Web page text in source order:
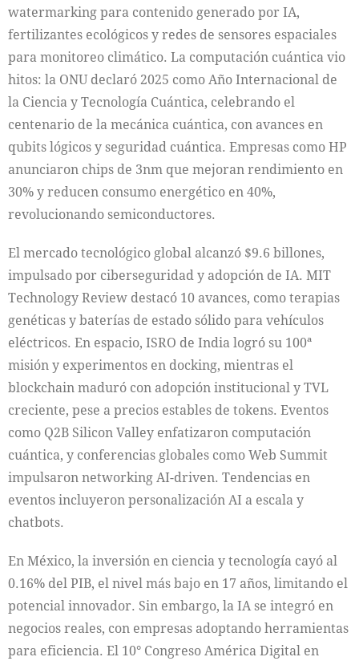
watermarking para contenido generado por IA,
fertilizantes ecológicos y redes de sensores espaciales
para monitoreo climático. La computación cuántica vio
hitos: la ONU declaró 2025 como Año Internacional de
la Ciencia y Tecnología Cuántica, celebrando el
centenario de la mecánica cuántica, con avances en
qubits lógicos y seguridad cuántica. Empresas como HP
anunciaron chips de 3nm que mejoran rendimiento en
30% y reducen consumo energético en 40%,
revolucionando semiconductores.
El mercado tecnológico global alcanzó $9.6 billones,
impulsado por ciberseguridad y adopción de IA. MIT
Technology Review destacó 10 avances, como terapias
genéticas y baterías de estado sólido para vehículos
eléctricos. En espacio, ISRO de India logró su 100ª
misión y experimentos en docking, mientras el
blockchain maduró con adopción institucional y TVL
creciente, pese a precios estables de tokens. Eventos
como Q2B Silicon Valley enfatizaron computación
cuántica, y conferencias globales como Web Summit
impulsaron networking AI-driven. Tendencias en
eventos incluyeron personalización AI a escala y
chatbots.
En México, la inversión en ciencia y tecnología cayó al
0.16% del PIB, el nivel más bajo en 17 años, limitando el
potencial innovador. Sin embargo, la IA se integró en
negocios reales, con empresas adoptando herramientas
para eficiencia. El 10° Congreso América Digital en